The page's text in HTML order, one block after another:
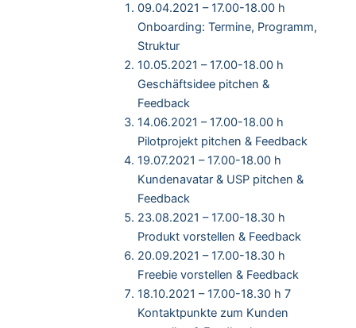
09.04.2021 – 17.00-18.00 h
Onboarding: Termine, Programm,
Struktur
10.05.2021 – 17.00-18.00 h
Geschäftsidee pitchen &
Feedback
14.06.2021 – 17.00-18.00 h
Pilotprojekt pitchen & Feedback
19.07.2021 – 17.00-18.00 h
Kundenavatar & USP pitchen &
Feedback
23.08.2021 – 17.00-18.30 h
Produkt vorstellen & Feedback
20.09.2021 – 17.00-18.30 h
Freebie vorstellen & Feedback
18.10.2021 – 17.00-18.30 h 7
Kontaktpunkte zum Kunden